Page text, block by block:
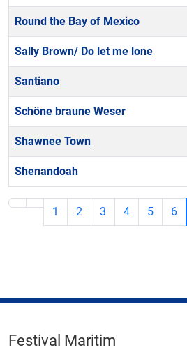
Round the Bay of Mexico
Sally Brown/ Do let me lone
Santiano
Schöne braune Weser
Shawnee Town
Shenandoah
1 2 3 4 5 6
Festival Maritim